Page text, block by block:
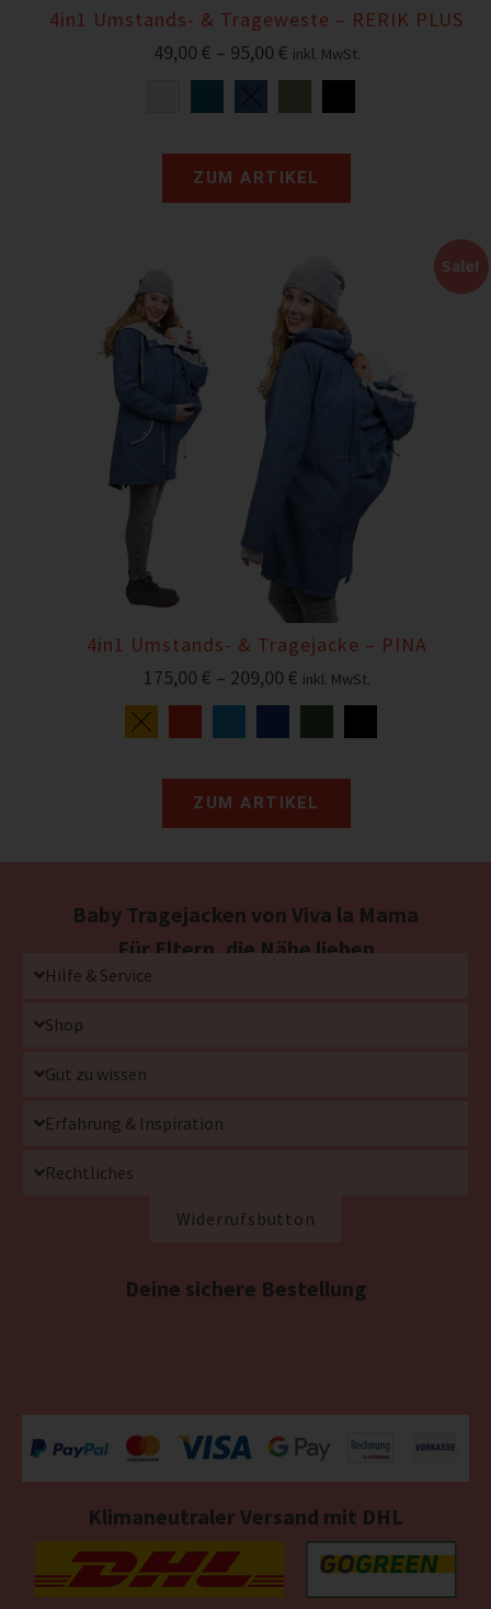
4in1 Umstands- & Trageweste – RERIK PLUS
49,00 € – 95,00 € inkl. MwSt.
ZUM ARTIKEL
Sale!
4in1 Umstands- & Tragejacke – PINA
175,00 € – 209,00 € inkl. MwSt.
ZUM ARTIKEL
Baby Tragejacken von Viva la Mama
Für Eltern, die Nähe lieben
Hilfe & Service
Shop
Gut zu wissen
Erfahrung & Inspiration
Rechtliches
Widerrufsbutton
Deine sichere Bestellung
Klimaneutraler Versand mit DHL